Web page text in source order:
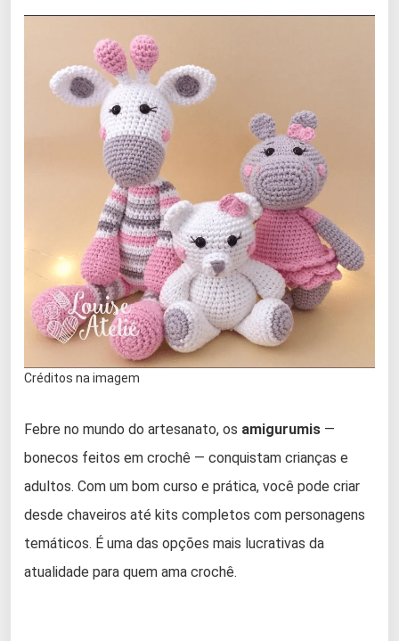
Créditos na imagem
Febre no mundo do artesanato, os amigurumis —
bonecos feitos em crochê — conquistam crianças e
adultos. Com um bom curso e prática, você pode criar
desde chaveiros até kits completos com personagens
temáticos. É uma das opções mais lucrativas da
atualidade para quem ama crochê.